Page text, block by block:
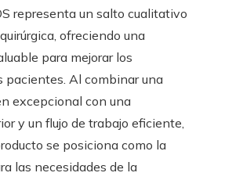
representa un salto cualitativo
ofreciendo una
para mejorar los
pacientes. Al combinar una
excepcional con una
y un flujo de trabajo eficiente,
se posiciona como la
las necesidades de la